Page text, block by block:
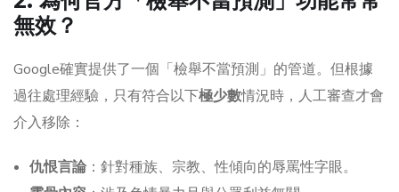
無效？
Google確實提供了一個「檢舉不當預測」的管道。但根據
過往處理經驗，只有符合以下極少數情況時，人工審查才會
介入移除：
仇恨言論 ：針對種族、宗教、性傾向的辱罵性字眼。